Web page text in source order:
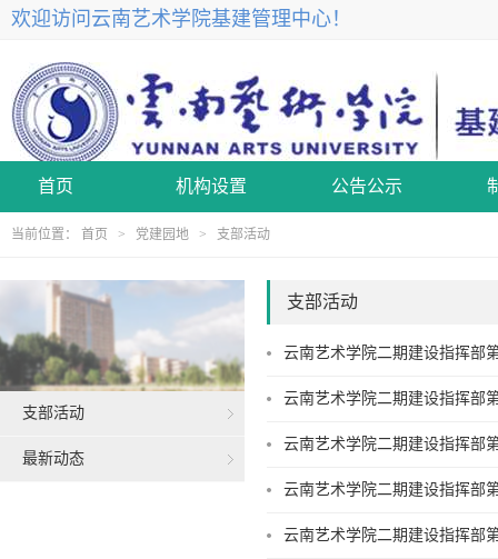
欢迎访问云南艺术学院基建管理中心！
首页 机构设置 公告公示
当前位置： 首页 > 党建园地 > 支部活动
支部活动
最新动态
支部活动
云南艺术学院二期建设指挥部
云南艺术学院二期建设指挥部
云南艺术学院二期建设指挥部
云南艺术学院二期建设指挥部
云南艺术学院二期建设指挥部